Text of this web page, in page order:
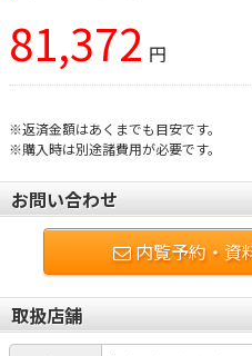
81,372 円
※返済金額はあくまでも目安です。
※購入時は別途諸費用が必要です。
お問い合わせ
内覧予約・資
取扱店舗